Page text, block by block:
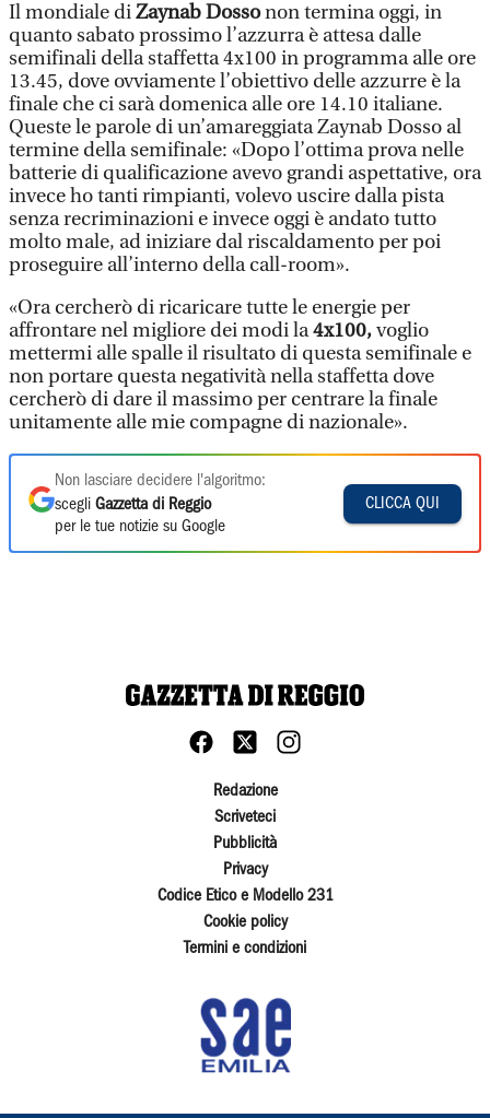
Il mondiale diZaynab Dossonon termina oggi, in
quanto sabato prossimo l’azzurra è attesa dalle
semifinali della staffetta 4x100 in programma alle ore
13.45, dove ovviamente l’obiettivo delle azzurre è la
finale che ci sarà domenica alle ore 14.10 italiane.
Queste le parole di un’amareggiata Zaynab Dosso al
termine della semifinale: «Dopo l’ottima prova nelle
batterie di qualificazione avevo grandi aspettative, ora
invece ho tanti rimpianti, volevo uscire dalla pista
senza recriminazioni e invece oggi è andato tutto
molto male, ad iniziare dal riscaldamento per poi
proseguire all’interno della call-room».
«Ora cercherò di ricaricare tutte le energie per
affrontare nel migliore dei modi la4x100,voglio
mettermi alle spalle il risultato di questa semifinale e
non portare questa negatività nella staffetta dove
cercherò di dare il massimo per centrare la finale
unitamente alle mie compagne di nazionale».
Non lasciare decidere l'algoritmo:
scegli Gazzetta di Reggio
per le tue notizie su Google
CLICCA QUI
Redazione
Scriveteci
Pubblicità
Privacy
Codice Etico e Modello 231
Cookie policy
Termini e condizioni